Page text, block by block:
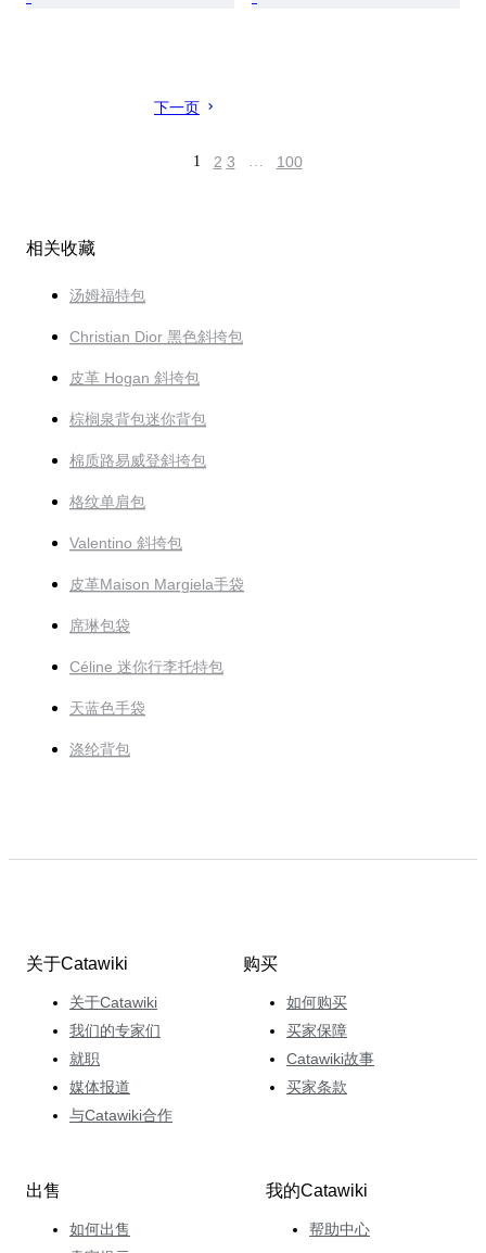
下一页
1 2 3 … 100
相关收藏
汤姆福特包
Christian Dior 黑色斜挎包
皮革 Hogan 斜挎包
棕榈泉背包迷你背包
棉质路易威登斜挎包
格纹单肩包
Valentino 斜挎包
皮革Maison Margiela手袋
席琳包袋
Céline 迷你行李托特包
天蓝色手袋
涤纶背包
关于Catawiki
关于Catawiki
我们的专家们
就职
媒体报道
与Catawiki合作
购买
如何购买
买家保障
Catawiki故事
买家条款
出售
如何出售
我的Catawiki
帮助中心